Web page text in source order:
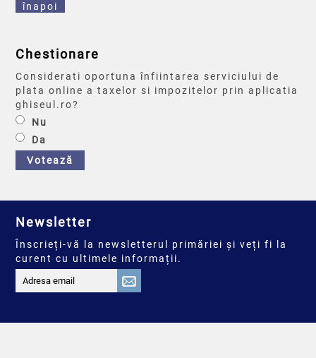
înapoi
Chestionare
Considerati oportuna înfiintarea serviciului de
plata online a taxelor si impozitelor prin aplicatia
ghiseul.ro?
Nu
Da
Votează
Newsletter
Înscrieți-vă la newsletterul primăriei și veți fi la
curent cu ultimele informații.